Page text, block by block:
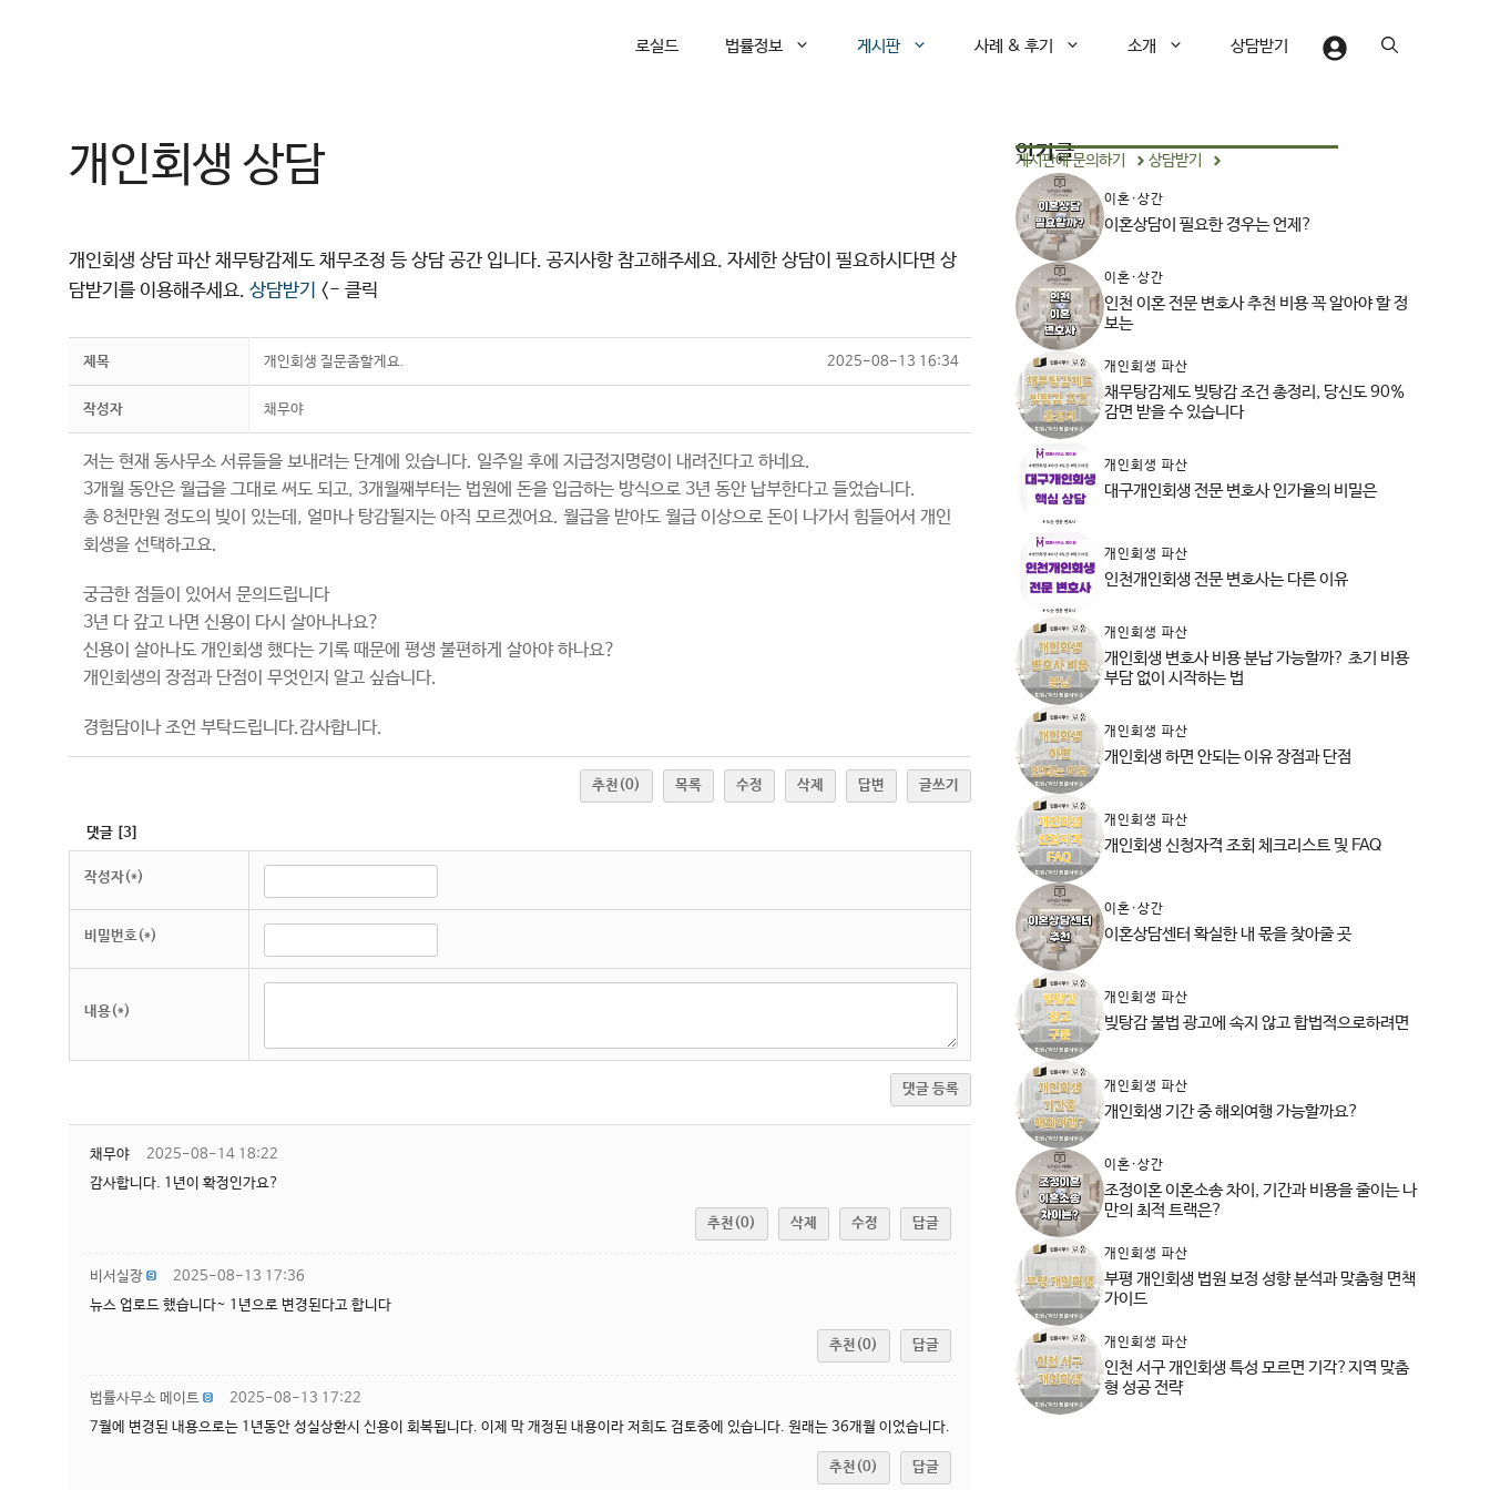
로실드 법률정보 게시판 사례 & 후기 소개 상담받기
개인회생 상담
개인회생 상담 파산 채무탕감제도 채무조정 등 상담 공간 입니다. 공지사항 참고해주세요. 자세한 상담이 필요하시다면 상
담받기를 이용해주세요. 상담받기 <- 클릭
제목 개인회생 질문좀할게요. 2025-08-13 16:34
작성자 채무야
저는 현재 동사무소 서류들을 보내려는 단계에 있습니다. 일주일 후에 지급정지명령이 내려진다고 하네요.
3개월 동안은 월급을 그대로 써도 되고, 3개월째부터는 법원에 돈을 입금하는 방식으로 3년 동안 납부한다고 들었습니다.
총 8천만원 정도의 빚이 있는데, 얼마나 탕감될지는 아직 모르겠어요. 월급을 받아도 월급 이상으로 돈이 나가서 힘들어서 개인
회생을 선택하고요.
궁금한 점들이 있어서 문의드립니다
3년 다 갚고 나면 신용이 다시 살아나나요?
신용이 살아나도 개인회생 했다는 기록 때문에 평생 불편하게 살아야 하나요?
개인회생의 장점과 단점이 무엇인지 알고 싶습니다.
경험담이나 조언 부탁드립니다.감사합니다.
추천 (0) 목록 수정 삭제 답변 글쓰기
댓글 3
작성자(*)
비밀번호(*)
내용(*)
댓글 등록
채무야
2025-08-14 18:22
감사합니다. 1년이 확정인가요?
추천(0) 삭제 수정 답글
비서실장
2025-08-13 17:36
뉴스 업로드 했습니다~ 1년으로 변경된다고 합니다
추천(0) 답글
법률사무소 메이트
2025-08-13 17:22
7월에 변경된 내용으로는 1년동안 성실상환시 신용이 회복됩니다. 이제 막 개정된 내용이라 저희도 검토중에 있습니다. 원래는 36개월 이었습니다.
추천(0) 답글
인기글
게시판에 문의하기 상담받기
이혼·상간
이혼상담이 필요한 경우는 언제?
이혼·상간
인천 이혼 전문 변호사 추천 비용 꼭 알아야 할 정
보는
개인회생 파산
채무탕감제도 빚탕감 조건 총정리, 당신도 90%
감면 받을 수 있습니다
개인회생 파산
대구개인회생 전문 변호사 인가율의 비밀은
개인회생 파산
인천개인회생 전문 변호사는 다른 이유
개인회생 파산
개인회생 변호사 비용 분납 가능할까? 초기 비용
부담 없이 시작하는 법
개인회생 파산
개인회생 하면 안되는 이유 장점과 단점
개인회생 파산
개인회생 신청자격 조회 체크리스트 및 FAQ
이혼·상간
이혼상담센터 확실한 내 몫을 찾아줄 곳
개인회생 파산
빚탕감 불법 광고에 속지 않고 합법적으로하려면
개인회생 파산
개인회생 기간 중 해외여행 가능할까요?
이혼·상간
조정이혼 이혼소송 차이, 기간과 비용을 줄이는 나
만의 최적 트랙은?
개인회생 파산
부평 개인회생 법원 보정 성향 분석과 맞춤형 면책
가이드
개인회생 파산
인천 서구 개인회생 특성 모르면 기각?지역 맞춤
형 성공 전략